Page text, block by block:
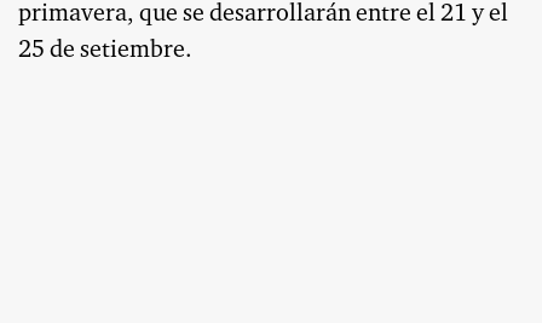
primavera, que se desarrollarán entre el 21 y el
25 de setiembre.